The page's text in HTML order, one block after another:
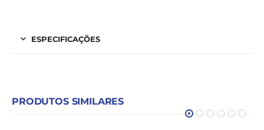
ESPECIFICAÇÕES
PRODUTOS SIMILARES